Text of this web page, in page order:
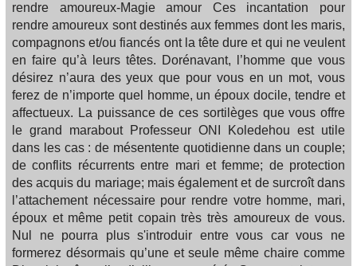
rendre amoureux-Magie amour Ces incantation pour
rendre amoureux sont destinés aux femmes dont les maris,
compagnons et/ou fiancés ont la tête dure et qui ne veulent
en faire qu’à leurs têtes. Dorénavant, l’homme que vous
désirez n’aura des yeux que pour vous en un mot, vous
ferez de n’importe quel homme, un époux docile, tendre et
affectueux. La puissance de ces sortilèges que vous offre
le grand marabout Professeur ONI Koledehou est utile
dans les cas : de mésentente quotidienne dans un couple;
de conflits récurrents entre mari et femme; de protection
des acquis du mariage; mais également et de surcroît dans
l’attachement nécessaire pour rendre votre homme, mari,
époux et même petit copain très très amoureux de vous.
Nul ne pourra plus s'introduir entre vous car vous ne
formerez désormais qu’une et seule même chaire comme